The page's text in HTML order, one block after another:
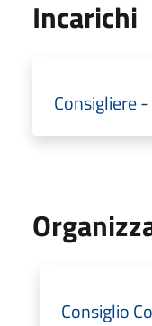
Incarichi
Consigliere
Consiglio